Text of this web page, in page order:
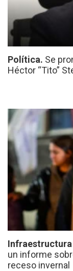
Política. Se
Héctor “Tito”
un informe
receso invernal